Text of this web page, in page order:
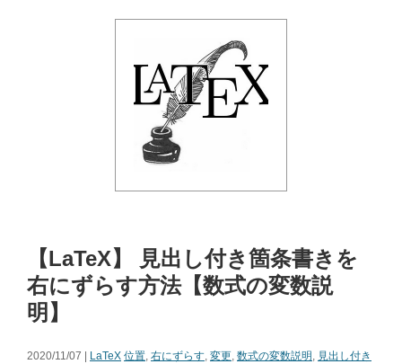
【LaTeX】 見出し付き箇条書きを
右にずらす方法【数式の変数説
明】
2020/11/07 | LaTeX 位置, 右にずらす, 変更, 数式の変数説明 , 見出し付き